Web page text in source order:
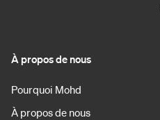
À propos de nous
Pourquoi Mohd
À propos de nous